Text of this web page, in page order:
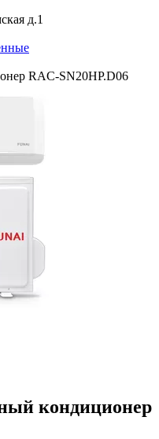
д.1
RAC-SN20HP.D06
кондиционер